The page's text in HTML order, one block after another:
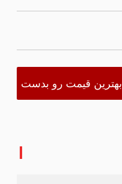
بهترین قیمت رو بدست